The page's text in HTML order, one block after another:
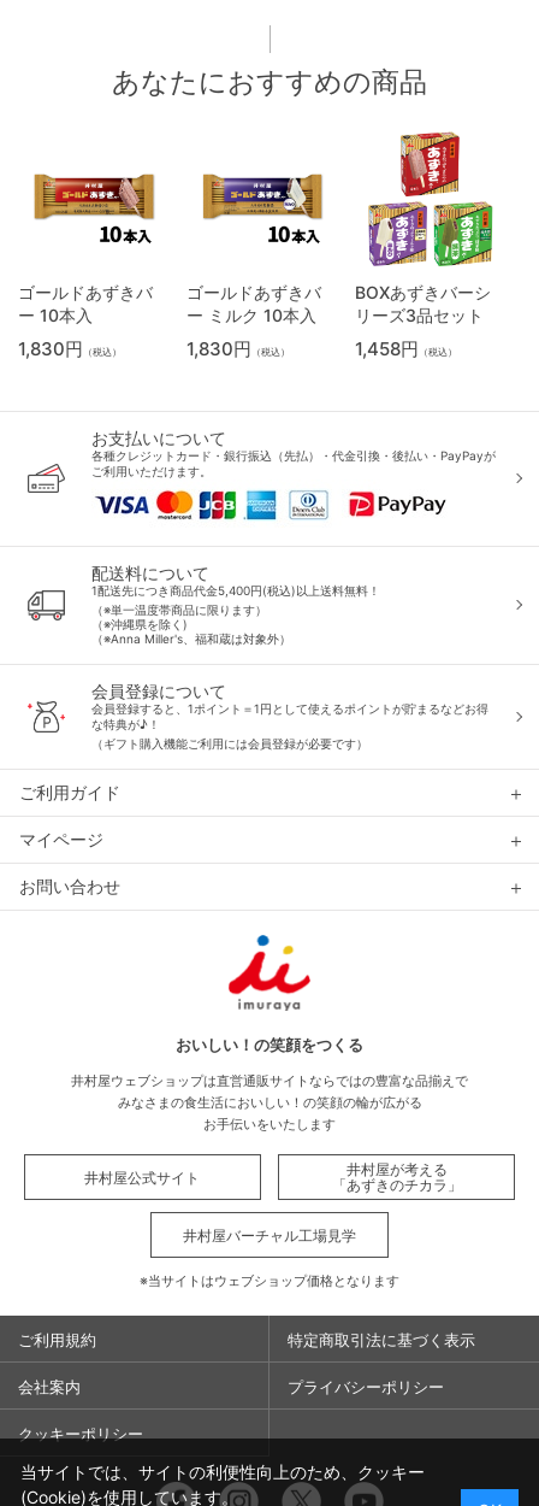
あなたにおすすめの商品
ゴールドあずきバ
ー 10本入
1,830円 （税込）
ゴールドあずきバ
ー ミルク 10本入
1,830円 （税込）
BOXあずきバーシ
リーズ3品セット
1,458円 （税込）
お支払いについて
各種クレジットカード・銀行振込（先払）・代金引換・後払い・PayPayが
ご利用いただけます。
配送料について
1配送先につき商品代金5,400円(税込)以上送料無料！
（※単一温度帯商品に限ります）
（※沖縄県を除く)
（※Anna Miller's、福和蔵は対象外）
会員登録について
会員登録すると、1ポイント＝1円として使えるポイントが貯まるなどお得
な特典が♪！
（ギフト購入機能ご利用には会員登録が必要です）
ご利用ガイド
マイページ
お問い合わせ
おいしい！の笑顔をつくる
井村屋ウェブショップは直営通販サイトならではの豊富な品揃えで
みなさまの食生活においしい！の笑顔の輪が広がる
お手伝いをいたします
井村屋公式サイト
井村屋が考える
「あずきのチカラ」
井村屋バーチャル工場見学
※当サイトはウェブショップ価格となります
ご利用規約 特定商取引法に基づく表示
会社案内 プライバシーポリシー
クッキーポリシー
FacebookInstagramTwitter
当サイトでは、サイトの利便性向上のため、クッキー
(Cookie)を使用しています。